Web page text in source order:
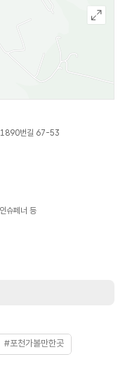
1890번길 67-53
슈페너 등
#포천가볼만한곳